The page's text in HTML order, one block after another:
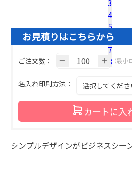
3
4
5
6
7
8
名入れ基本色１色の場合
お見積りはこちらから
ご注文数： （最小
名入れ印刷方法：
カートに入
シンプルデザインがビジネスシー